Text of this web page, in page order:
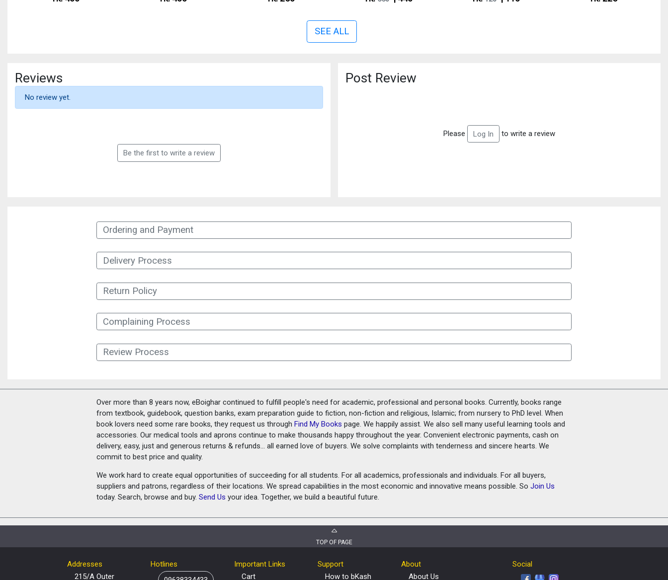
SEE ALL
Reviews
No review yet.
Be the first to write a review
Post Review
Please Log In to write a review
Ordering and Payment
Delivery Process
Return Policy
Complaining Process
Review Process
Over more than 8 years now, eBoighar continued to fulfill people's need for academic, professional and personal books. Currently, books range
from textbook, guidebook, question banks, exam preparation guide to fiction, non-fiction and religious, Islamic; from nursery to PhD level. When
book lovers need some rare books, they request us throughFind My Books page. We happily assist. We also sell many useful learning tools and
accessories. Our medical tools and aprons continue to make thousands happy throughout the year. Convenient electronic payments, cash on
delivery, easy, just and generous returns & refunds... all earned love of buyers. We solve complaints with tenderness and sincere hearts. We
commit to best price and quality.
We work hard to create equal opportunities of succeeding for all students. For all academics, professionals and individuals. For all buyers,
suppliers and patrons, regardless of their locations. We spread capabilities in the most economic and innovative means possible. SoJoin Us
today. Search, browse and buy.Send Us your idea. Together, we build a beautiful future.
TOP OF PAGE
Addresses
215/A Outer
Hotlines
Important Links
Cart
Support
How to bKash
About
About Us
Social